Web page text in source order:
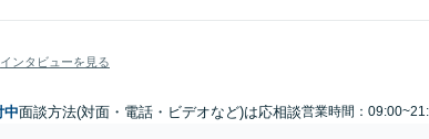
インタビューを見る
中面談方法(対面・電話・ビデオなど)は応相談営業時間：